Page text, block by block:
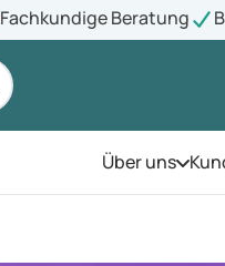
Fachkundige Beratung
Über uns